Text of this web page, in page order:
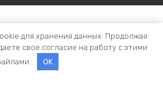
для хранения данных. Продолжая
свое согласие на работу с этими
OK